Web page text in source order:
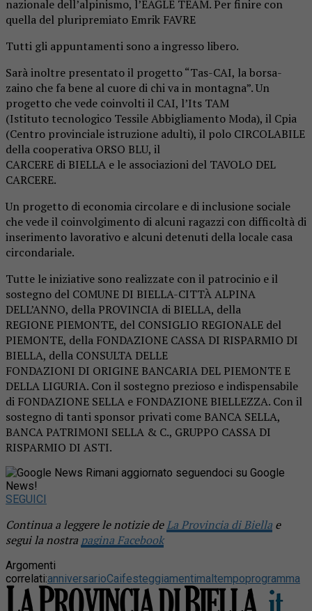
nazionale dell’alpinismo, l’EAGLE TEAM. Per finire con
quella del pluripremiato Emrik FAVRE
Tutti gli appuntamenti sono a ingresso libero.
Sarà inoltre presentato il progetto “Tas-CAI, la borsa-
zaino che fa bene al cuore di chi va in montagna”. Un
progetto che vede coinvolti il CAI, l’Its TAM
(Istituto tecnologico Tessile Abbigliamento Moda), il Cpia
(Centro provinciale istruzione adulti), il polo CIRCOLABILE
della cooperativa ORSO BLU, il
CARCERE di BIELLA e le associazioni del TAVOLO DEL
CARCERE.
Un progetto di economia circolare e di inclusione sociale
che vede il coinvolgimento di alcuni ragazzi con difficoltà di
inserimento lavorativo e alcuni detenuti della locale casa
circondariale.
Tutte le iniziative sono realizzate con il patrocinio e il
sostegno del COMUNE DI BIELLA-CITTÀ ALPINA
DELL’ANNO, della PROVINCIA di BIELLA, della
REGIONE PIEMONTE, del CONSIGLIO REGIONALE del
PIEMONTE, della FONDAZIONE CASSA DI RISPARMIO DI
BIELLA, della CONSULTA DELLE
FONDAZIONI DI ORIGINE BANCARIA DEL PIEMONTE E
DELLA LIGURIA. Con il sostegno prezioso e indispensabile
di FONDAZIONE SELLA e FONDAZIONE BIELLEZZA. Con il
sostegno di tanti sponsor privati come BANCA SELLA,
BANCA PATRIMONI SELLA & C., GRUPPO CASSA DI
RISPARMIO DI ASTI.
Rimani aggiornato seguendoci su Google
News!
SEGUICI
Continua a leggere le notizie deLa Provincia di Biella e
segui la nostra pagina Facebook
Argomenti
correlati:anniversarioCaifesteggiamentimaltempoprogramma